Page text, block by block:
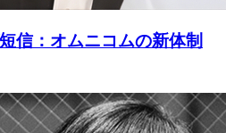
信：オムニコムの新体制